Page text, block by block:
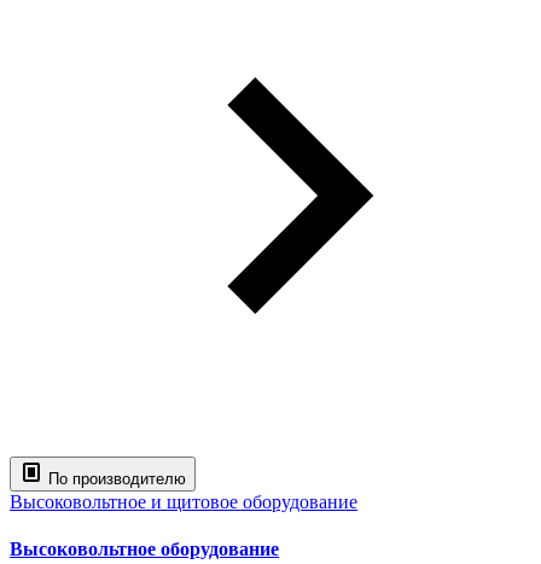
По производителю
Высоковольтное и щитовое оборудование
Высоковольтное оборудование